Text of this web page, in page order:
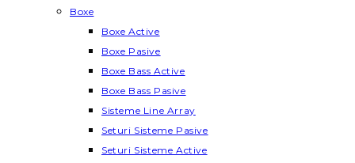
Boxe
Boxe Active
Boxe Pasive
Boxe Bass Active
Boxe Bass Pasive
Sisteme Line Array
Seturi Sisteme Pasive
Seturi Sisteme Active